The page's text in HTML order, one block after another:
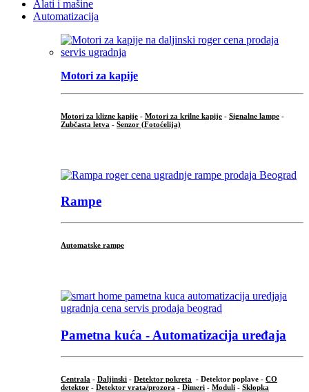
Alati i mašine
Automatizacija
Motori za kapije
Motori za klizne kapije - Motori za krilne kapije - Signalne lampe -
Zubčasta letva - Senzor (Fotoćelija)
Rampe
Automatske rampe
Pametna kuća - Automatizacija uređaja
Centrala - Daljinski - Detektor pokreta - Detektor poplave - CO
detektor - Detektor vrata/prozora - Dimeri - Moduli - Sklopka